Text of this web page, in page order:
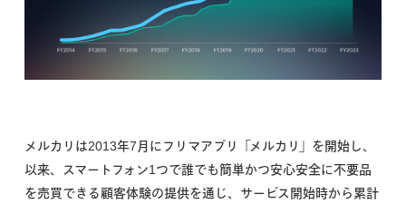
メルカリは2013年7月にフリマアプリ「メルカリ」を開始し、
以来、スマートフォン1つで誰でも簡単かつ安心安全に不要品
を売買できる顧客体験の提供を通じ、サービス開始時から累計